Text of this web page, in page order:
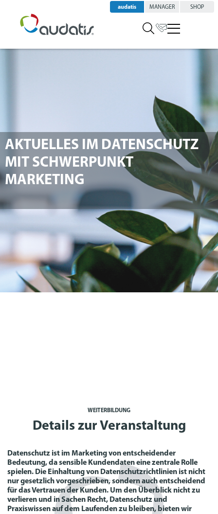
audatis MANAGER SHOP
AKTUELLES IM DATENSCHUTZ
MIT SCHWERPUNKT
MARKETING
WEITERBILDUNG
Details zur Veranstaltung
Datenschutz ist im Marketing von entscheidender
Bedeutung, da sensible Kundendaten eine zentrale Rolle
spielen. Die Einhaltung von Datenschutzrichtlinien ist nicht
nur gesetzlich vorgeschrieben, sondern auch entscheidend
für das Vertrauen der Kunden. Um den Überblick nicht zu
verlieren und in Sachen Recht, Datenschutz und
Praxiswissen auf dem Laufenden zu bleiben, bieten wir